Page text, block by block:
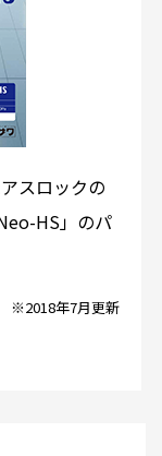
スロックの
HS」のパ
※2018年7月更新